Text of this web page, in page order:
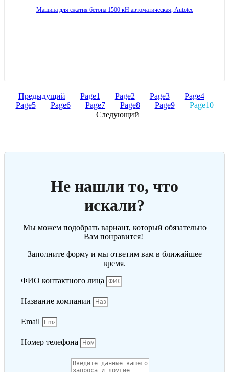
Машина для сжатия бетона 1500 кН автоматическая, Autotec
Предыдущий Page1 Page2 Page3 Page4
Page5 Page6 Page7 Page8 Page9 Page10
Следующий
Не нашли то, что
искали?
Мы можем подобрать вариант, который обязательно
Вам понравится!
Заполните форму и мы ответим вам в ближайшее
время.
ФИО контактного лица
Название компании
Email
Номер телефона